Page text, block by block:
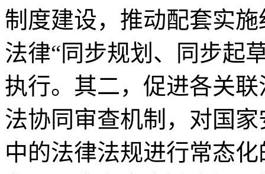
制度建设，推动配套实
法律“同步规划、同步起
执行。其二，促进各关
法协同审查机制，对国
中的法律法规进行常态